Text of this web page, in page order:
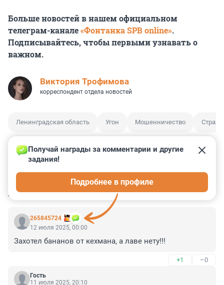
Больше новостей в нашем официальном
телеграм-канале«Фонтанка SPB online».
Подписывайтесь, чтобы первыми узнавать о
важном.
Виктория Трофимова
корреспондент отдела новостей
Ленинградская область Угон Мошенничество
КОММЕНТАРИИ 13
265845724
Получай награды за комментарии и другие
задания!
Подробнее в профиле
12 июля 2025, 00:00
Захотел бананов от кехмана, а лаве нету!!!
+1 –0
Гость
11 июля 2025, 20:10